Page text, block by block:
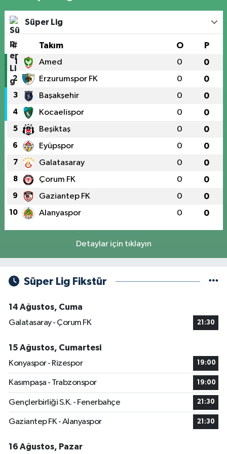
Süper Lig
# Takım O P
1 Amed 0 0
2 Erzurumspor FK 0 0
3 Başakşehir 0 0
4 Kocaelispor 0 0
5 Beşiktaş 0 0
6 Eyüpspor 0 0
7 Galatasaray 0 0
8 Çorum FK 0 0
9 Gaziantep FK 0 0
10 Alanyaspor 0 0
Detaylar için tıklayın
Süper Lig Fikstür
14 Ağustos, Cuma
Galatasaray - Çorum FK
21:30
15 Ağustos, Cumartesi
Konyaspor - Rizespor
19:00
Kasımpaşa - Trabzonspor 19:00
Gençlerbirliği S.K. - Fenerbahçe 21:30
Gaziantep FK - Alanyaspor 21:30
16 Ağustos, Pazar